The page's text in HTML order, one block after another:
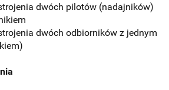
dwóch pilotów (nadajników)
dwóch odbiorników z jednym